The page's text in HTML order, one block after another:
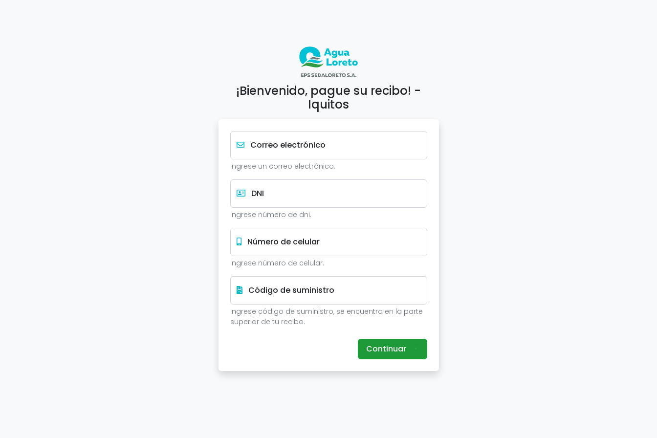
¡Bienvenido, pague su recibo! -
Iquitos
Correo electrónico
Ingrese un correo electrónico.
DNI
Ingrese número de dni.
Número de celular
Ingrese número de celular.
Código de suministro
Ingrese código de suministro, se encuentra en la parte
superior de tu recibo.
Continuar